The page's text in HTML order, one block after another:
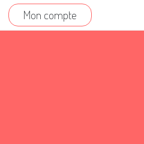
Mon compte